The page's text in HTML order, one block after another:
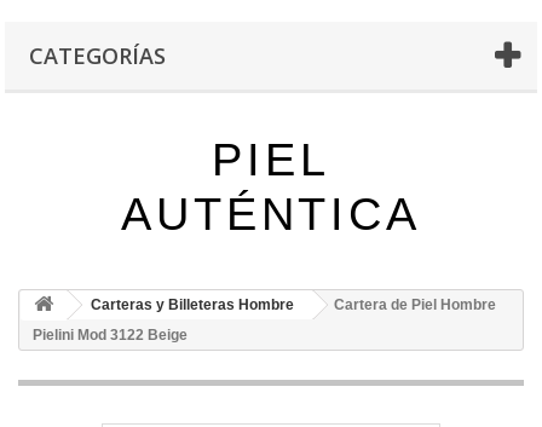
CATEGORÍAS
PIEL
AUTÉNTICA
Carteras y Billeteras Hombre
Cartera de Piel Hombre
Pielini Mod 3122 Beige